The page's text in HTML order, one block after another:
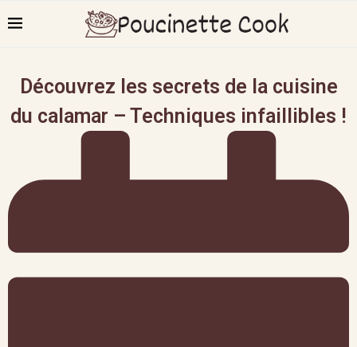
Découvrez les secrets de la cuisine
du calamar – Techniques infaillibles !